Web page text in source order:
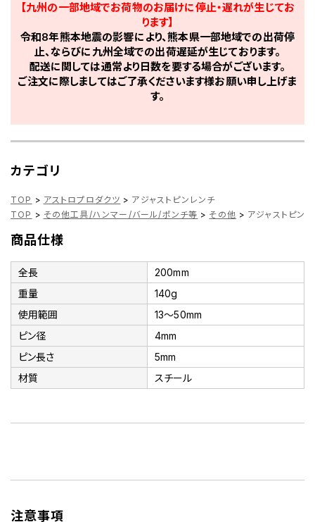
【九州の一部地域でお荷物のお届けに停止・遅れが生じてお
ります】
令和8年熊本地震の影響により、熊本県一部地域での出荷停
止、ならびに九州全域での出荷遅延が生じております。
配送に関しては通常より日数を要する場合がございます。
ご注文に際しましてはご了承くださいます様お願い申し上げま
す。
カテゴリ
TOP > アストロプロダクツ > アジャストピンレンチ
TOP > その他工具/ハンマー/バール/ポンチ等 > その他 > アジャストピン
商品仕様
全長
200mm
重量
140g
使用範囲
13～50mm
ピン径
4mm
ピン長さ
5mm
材質
スチール
注意事項